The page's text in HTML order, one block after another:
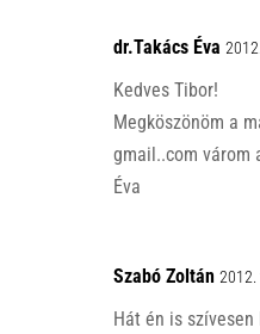
dr.Takács Éva
Kedves Tibor!
Megköszönöm a
gmail..com várom
Éva
Szabó Zoltán 2012.
Hát én is